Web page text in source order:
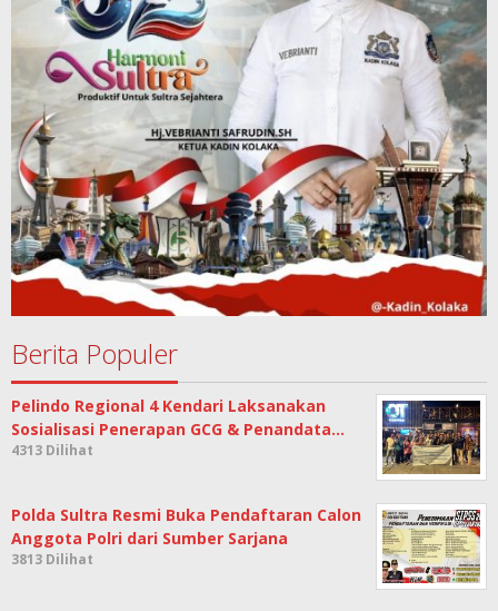
Berita Populer
Pelindo Regional 4 Kendari Laksanakan
Sosialisasi Penerapan GCG & Penandata…
4313 Dilihat
Polda Sultra Resmi Buka Pendaftaran Calon
Anggota Polri dari Sumber Sarjana
3813 Dilihat